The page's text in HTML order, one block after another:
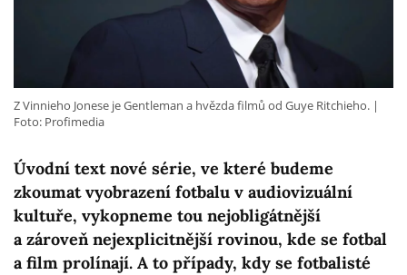
Úvodní text nové série, ve které budeme
zkoumat vyobrazení fotbalu v audiovizuální
kultuře, vykopneme tou nejobligátnější
a zároveň nejexplicitnější rovinou, kde se fotbal
a film prolínají. A to případy, kdy se fotbalisté
Z Vinnieho Jonese je Gentleman a hvězda filmů od Guye Ritchieho.
Foto: Profimedia